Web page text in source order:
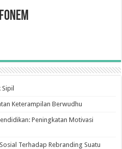
Keterampilan Berwudhu
Peningkatan Motivasi
Terhadap Rebranding Suatu